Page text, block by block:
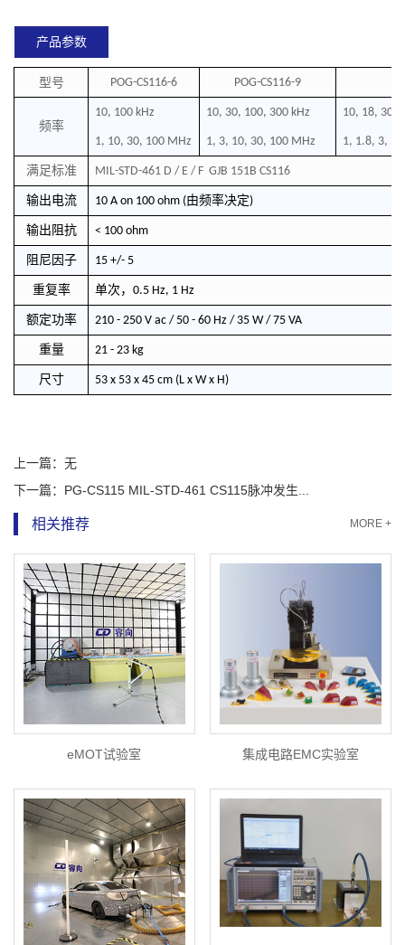
产品参数
型号 POG-CS116-6 POG-CS116-9
频率
10, 100 kHz
1, 10, 30, 100 MHz
10, 30, 100, 300 kHz
1, 3, 10, 30, 100 MHz
10, 18, 30,
1, 1.8, 3,
满足标准 MIL-STD-461 D / E / F GJB 151B CS116
输出电流 10 A on 100 ohm (由频率决定)
输出阻抗 < 100 ohm
阻尼因子 15 +/- 5
重复率 单次， 0.5 Hz, 1 Hz
额定功率 210 - 250 V ac / 50 - 60 Hz / 35 W / 75 VA
重量 21 - 23 kg
尺寸 53 x 53 x 45 cm (L x W x H)
上一篇： 无
下一篇： PG-CS115 MIL-STD-461 CS115脉冲发生...
相关推荐 MORE +
eMOT试验室 集成电路EMC实验室